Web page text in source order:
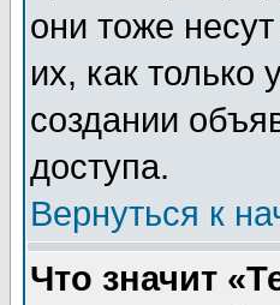
они тоже
их, как только
создании
доступа.
Вернуться к
Что значит